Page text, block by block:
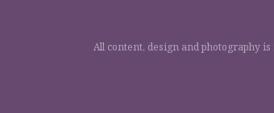
All content, design and photography